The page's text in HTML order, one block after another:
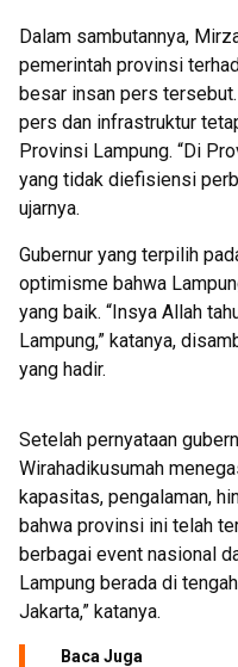
Dalam sambutannya,
pemerintah provinsi
besar insan pers
pers dan infrastruktur
Provinsi Lampung. “Di
yang tidak diefisiensi
ujarnya.
Gubernur yang terpilih
optimisme bahwa
yang baik. “Insya Allah
Lampung,” katanya,
yang hadir.
Setelah pernyataan
Wirahadikusumah
kapasitas, pengalaman,
bahwa provinsi ini telah
berbagai event nasional
Lampung berada di
Jakarta,” katanya.
Baca Juga